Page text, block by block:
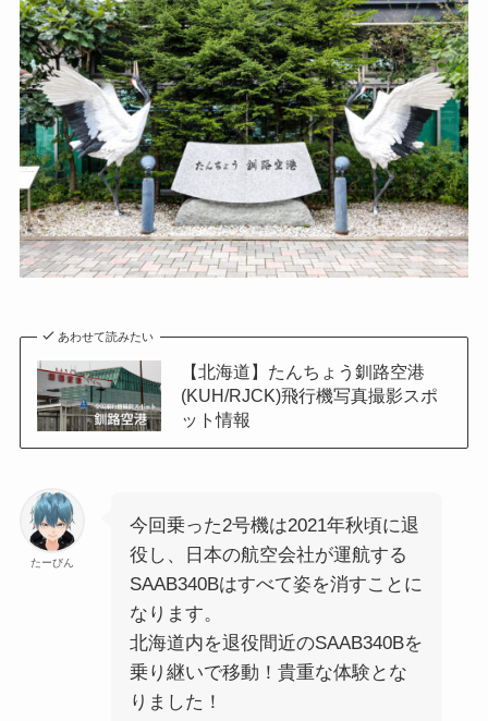
あわせて読みたい
【北海道】たんちょう釧路空港
(KUH/RJCK)飛行機写真撮影スポ
ット情報
たーびん
今回乗った2号機は2021年秋頃に退
役し、日本の航空会社が運航する
SAAB340Bはすべて姿を消すことに
なります。
北海道内を退役間近のSAAB340Bを
乗り継いで移動！貴重な体験とな
りました！